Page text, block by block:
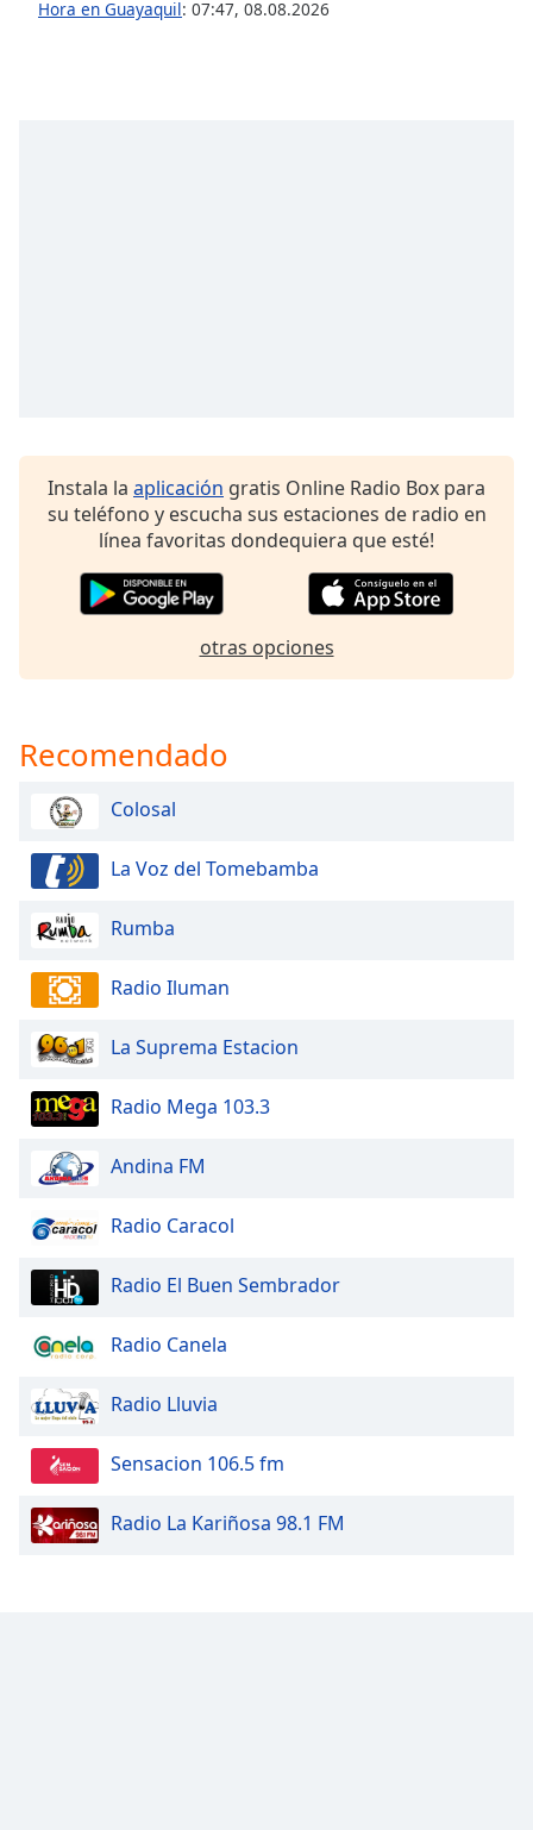
Edge
Done
Dialog
End
dialog
Hora en Guayaquil: 07:47, 08.08.2026
Instala la aplicación gratis Online Radio Box para
su teléfono y escucha sus estaciones de radio en
línea favoritas dondequiera que esté!
otras opciones
Recomendado
Colosal
La Voz del Tomebamba
Rumba
Radio Iluman
La Suprema Estacion
Radio Mega 103.3
Andina FM
Radio Caracol
Radio El Buen Sembrador
Radio Canela
Radio Lluvia
Sensacion 106.5 fm
Radio La Kariñosa 98.1 FM